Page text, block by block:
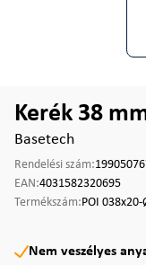
Kerék 38
Basetech
Rendelési szám:
EAN:4031582320695
Termékszám:POI
Nem veszélyes